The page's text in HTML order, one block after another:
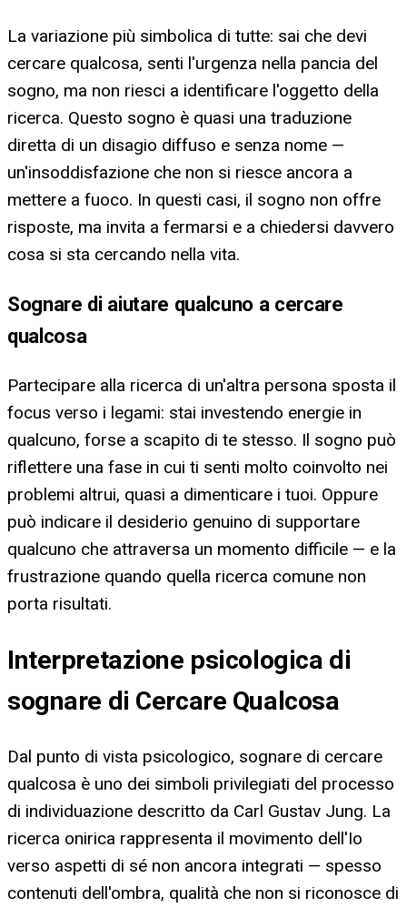
La variazione più simbolica di tutte: sai che devi
cercare qualcosa, senti l'urgenza nella pancia del
sogno, ma non riesci a identificare l'oggetto della
ricerca. Questo sogno è quasi una traduzione
diretta di un disagio diffuso e senza nome —
un'insoddisfazione che non si riesce ancora a
mettere a fuoco. In questi casi, il sogno non offre
risposte, ma invita a fermarsi e a chiedersi davvero
cosa si sta cercando nella vita.
Sognare di aiutare qualcuno a cercare
qualcosa
Partecipare alla ricerca di un'altra persona sposta il
focus verso i legami: stai investendo energie in
qualcuno, forse a scapito di te stesso. Il sogno può
riflettere una fase in cui ti senti molto coinvolto nei
problemi altrui, quasi a dimenticare i tuoi. Oppure
può indicare il desiderio genuino di supportare
qualcuno che attraversa un momento difficile — e la
frustrazione quando quella ricerca comune non
porta risultati.
Interpretazione psicologica di
sognare di Cercare Qualcosa
Dal punto di vista psicologico, sognare di cercare
qualcosa è uno dei simboli privilegiati del processo
di individuazione descritto da Carl Gustav Jung. La
ricerca onirica rappresenta il movimento dell'Io
verso aspetti di sé non ancora integrati — spesso
contenuti dell'ombra, qualità che non si riconosce di